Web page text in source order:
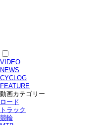
VIDEO
NEWS
CYCLOG
FEATURE
動画カテゴリー
ロード
トラック
競輪